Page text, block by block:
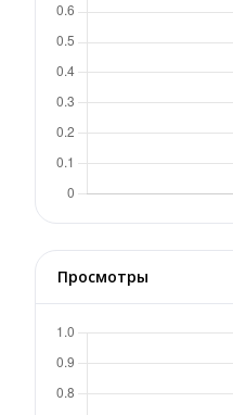
Просмотры